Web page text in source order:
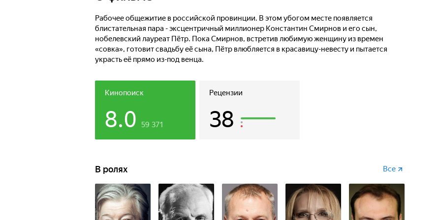
Рабочее общежитие в российской провинции. В этом убогом месте появляется
блистательная пара - эксцентричный миллионер Константин Смирнов и его сын,
нобелевский лауреат Пётр. Пока Смирнов, встретив любимую женщину из времен
«совка», готовит свадьбу её сына, Пётр влюбляется в красавицу-невесту и пытается
украсть её прямо из-под венца.
Кинопоиск
8.0 59 371
Рецензии
38
В ролях Все